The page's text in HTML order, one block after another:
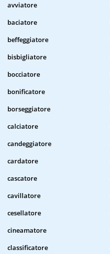
avviatore
baciatore
beffeggiatore
bisbigliatore
bocciatore
bonificatore
borseggiatore
calciatore
candeggiatore
cardatore
cascatore
cavillatore
cesellatore
cineamatore
classificatore